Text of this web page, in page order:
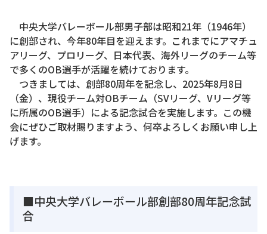
中央大学バレーボール部男子部は昭和21年（1946年）
に創部され、今年80年目を迎えます。これまでにアマチュ
アリーグ、プロリーグ、日本代表、海外リーグのチーム等
で多くのOB選手が活躍を続けております。
つきましては、創部80周年を記念し、2025年8月8日
（金）、現役チーム対OBチーム（SVリーグ、Vリーグ等
に所属のOB選手）による記念試合を実施します。この機
会にぜひご取材賜りますよう、何卒よろしくお願い申し上
げます。
■中央大学バレーボール部創部80周年記念試
合